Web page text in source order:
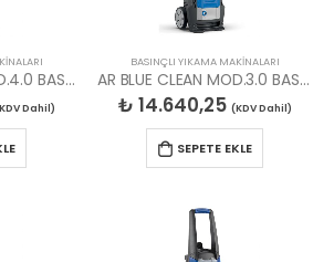
AR BLUE CLEAN MOD.4.0 BASINÇLI YIKAMA MAKİNESİ
Dahil)
BASINÇLI YIKAMA MAKİNALARI
AR BLUE CLEAN MOD.3.0 BASINÇLI YIKAMA MAKİNESİ
₺ 14.640,25(KDV Dahil)
SEPETE EKLE